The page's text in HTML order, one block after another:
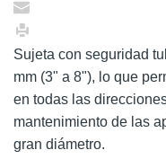
Sujeta con seguridad
mm (3" a 8"), lo que
en todas las
mantenimiento de las
gran diámetro.